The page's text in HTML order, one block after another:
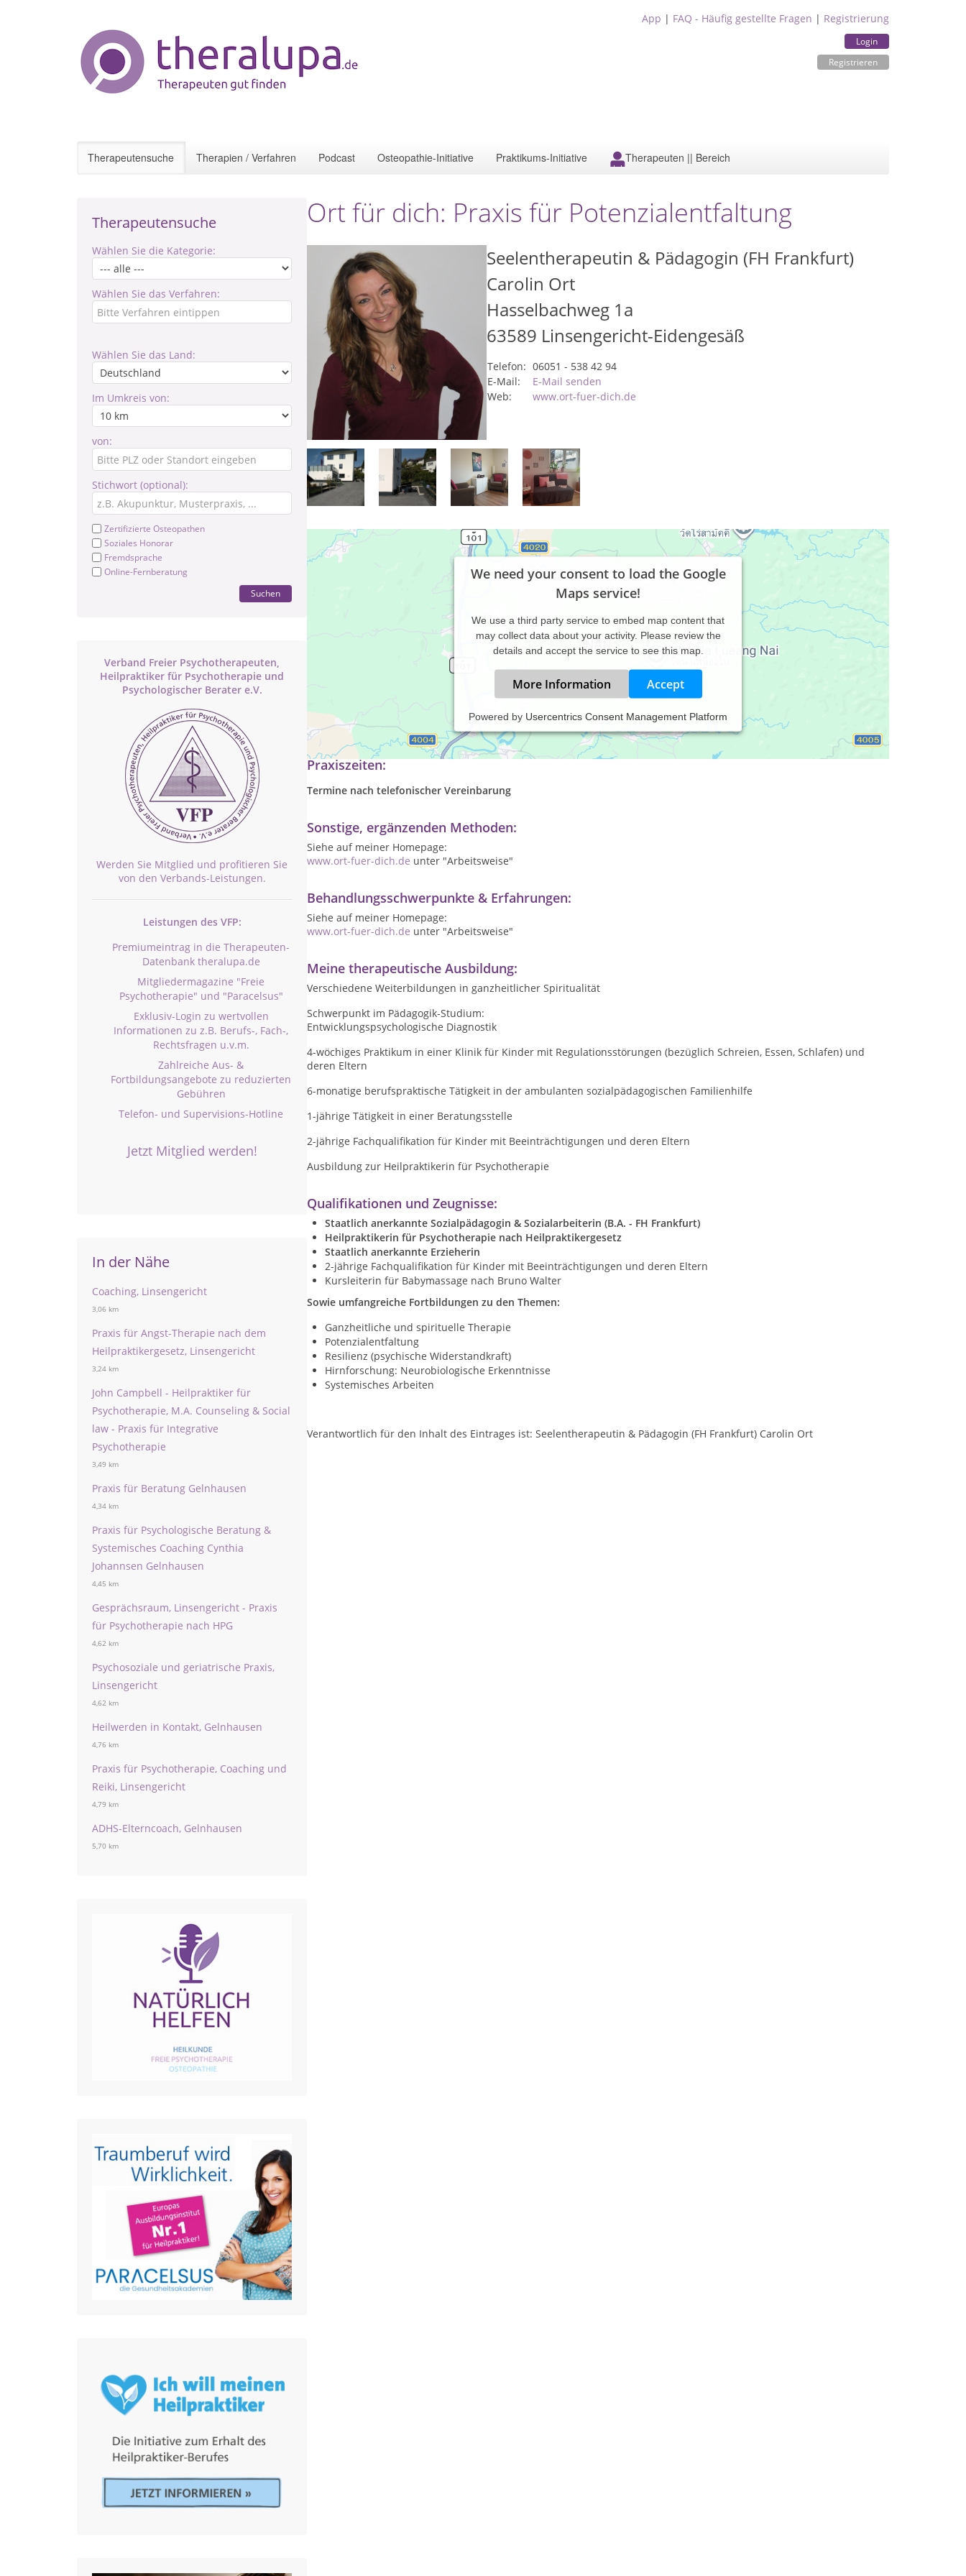
App | FAQ - Häufig gestellte Fragen | Registrierung
Login
Registrieren
Therapeutensuche Therapien / Verfahren Podcast Osteopathie-Initiative Praktikums-Initiative Therapeuten || Bereich
Therapeutensuche
Wählen Sie die Kategorie:
Wählen Sie das Verfahren:
Wählen Sie das Land:
Im Umkreis von:
von:
Stichwort (optional):
Zertifizierte Osteopathen
Soziales Honorar
Fremdsprache
Online-Fernberatung
Suchen
Verband Freier Psychotherapeuten,
Heilpraktiker für Psychotherapie und
Psychologischer Berater e.V.
Werden Sie Mitglied und profitieren Sie
von den Verbands-Leistungen.
Leistungen des VFP:
Premiumeintrag in die Therapeuten-
Datenbank theralupa.de
Mitgliedermagazine "Freie
Psychotherapie" und "Paracelsus"
Exklusiv-Login zu wertvollen
Informationen zu z.B. Berufs-, Fach-,
Rechtsfragen u.v.m.
Zahlreiche Aus- &
Fortbildungsangebote zu reduzierten
Gebühren
Telefon- und Supervisions-Hotline
Jetzt Mitglied werden!
In der Nähe
Coaching, Linsengericht
3,06 km
Praxis für Angst-Therapie nach dem
Heilpraktikergesetz, Linsengericht
3,24 km
John Campbell - Heilpraktiker für
Psychotherapie, M.A. Counseling & Social
law - Praxis für Integrative
Psychotherapie
3,49 km
Praxis für Beratung Gelnhausen
4,34 km
Praxis für Psychologische Beratung &
Systemisches Coaching Cynthia
Johannsen Gelnhausen
4,45 km
Gesprächsraum, Linsengericht - Praxis
für Psychotherapie nach HPG
4,62 km
Psychosoziale und geriatrische Praxis,
Linsengericht
4,62 km
Heilwerden in Kontakt, Gelnhausen
4,76 km
Praxis für Psychotherapie, Coaching und
Reiki, Linsengericht
4,79 km
ADHS-Elterncoach, Gelnhausen
5,70 km
Ort für dich: Praxis für Potenzialentfaltung
Seelentherapeutin & Pädagogin (FH Frankfurt)
Carolin Ort
Hasselbachweg 1a
63589 Linsengericht-Eidengesäß
Telefon: 06051 - 538 42 94
E-Mail:
E-Mail senden
Web:
www.ort-fuer-dich.de
We need your consent to load the Google
Maps service!
We use a third party service to embed map content that
may collect data about your activity. Please review the
details and accept the service to see this map.
More Information Accept
Powered by Usercentrics Consent Management Platform
Praxis für Potenzialentfaltung & ganzheitliche, spirituelle Seelentherapie
Praxiszeiten:
Termine nach telefonischer Vereinbarung
Sonstige, ergänzenden Methoden:
Siehe auf meiner Homepage:
www.ort-fuer-dich.de unter "Arbeitsweise"
Behandlungsschwerpunkte & Erfahrungen:
Siehe auf meiner Homepage:
www.ort-fuer-dich.de unter "Arbeitsweise"
Meine therapeutische Ausbildung:
Verschiedene Weiterbildungen in ganzheitlicher Spiritualität
Schwerpunkt im Pädagogik-Studium:
Entwicklungspsychologische Diagnostik
4-wöchiges Praktikum in einer Klinik für Kinder mit Regulationsstörungen (bezüglich Schreien, Essen, Schlafen) und
deren Eltern
6-monatige berufspraktische Tätigkeit in der ambulanten sozialpädagogischen Familienhilfe
1-jährige Tätigkeit in einer Beratungsstelle
2-jährige Fachqualifikation für Kinder mit Beeinträchtigungen und deren Eltern
Ausbildung zur Heilpraktikerin für Psychotherapie
Qualifikationen und Zeugnisse:
Staatlich anerkannte Sozialpädagogin & Sozialarbeiterin (B.A. - FH Frankfurt)
Heilpraktikerin für Psychotherapie nach Heilpraktikergesetz
Staatlich anerkannte Erzieherin
2-jährige Fachqualifikation für Kinder mit Beeinträchtigungen und deren Eltern
Kursleiterin für Babymassage nach Bruno Walter
Sowie umfangreiche Fortbildungen zu den Themen:
Ganzheitliche und spirituelle Therapie
Potenzialentfaltung
Resilienz (psychische Widerstandkraft)
Hirnforschung: Neurobiologische Erkenntnisse
Systemisches Arbeiten
Verantwortlich für den Inhalt des Eintrages ist: Seelentherapeutin & Pädagogin (FH Frankfurt) Carolin Ort